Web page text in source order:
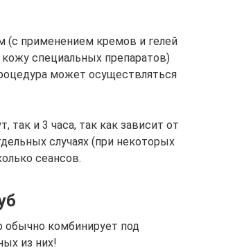
(с применением кремов и гелей
специальных препаратов)
может осуществляться
так и 3 часа, так как зависит от
случаях (при некоторых
сеансов.
обычно комбинирует под
из них!